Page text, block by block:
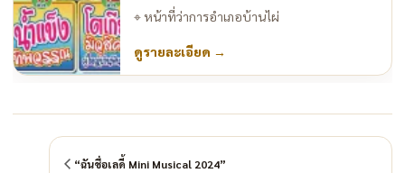
⌖ หน้าที่ว่าการอำเภอบ้านไผ่
ดูรายละเอียด →
“ฉันชื่อเลดี้ Mini Musical 2024”